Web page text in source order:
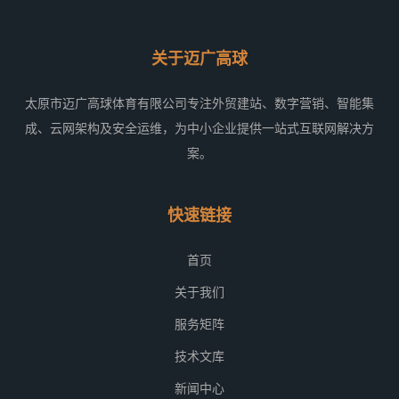
关于迈广高球
太原市迈广高球体育有限公司专注外贸建站、数字营销、智能集
成、云网架构及安全运维，为中小企业提供一站式互联网解决方
案。
快速链接
首页
关于我们
服务矩阵
技术文库
新闻中心